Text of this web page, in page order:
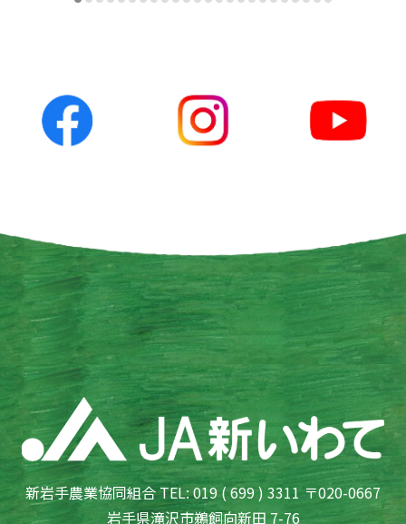
新岩手農業協同組合 TEL: 019 ( 699 ) 3311 〒020-0667
岩手県滝沢市鵜飼向新田 7-76